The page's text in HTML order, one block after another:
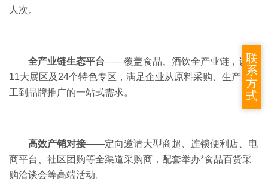
人次。
全产业链生态平台——覆盖食品、酒饮全产业链，设置
11大展区及24个特色专区，满足企业从原料采购、生产加
工到品牌推广的一站式需求。
高效产销对接——定向邀请大型商超、连锁便利店、电
商平台、社区团购等全渠道采购商，配套举办*食品百货采
购洽谈会等高端活动。
联
系
方
式